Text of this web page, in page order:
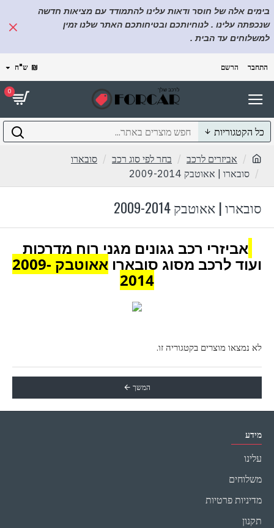
בימים אלה של חוסר ודאות עלינו להתמודד עם מציאות חדשה
שנכפתה עלינו . לנוחיותכם ובטיחותכם האתר שלנו זמין
למשלוחים עד הבית .
התחבר הרשם ₪ ש"ח
0
כל הקטגוריות
אביזרים לרכב בחר לפי סוג רכב
סובארו
סובארו | אאוטבק 2009-2014
סובארו | אאוטבק 2009-2014
אביזרי רכב גגונים מגני רוח מדרכות
ועוד לרכב מסוג סובארו אאוטבק 2009-
2014
לא נמצאו מוצרים בקטגוריה זו.
המשך
מידע
עלינו
משלוחים
מדיניות פרטיות
תקנון